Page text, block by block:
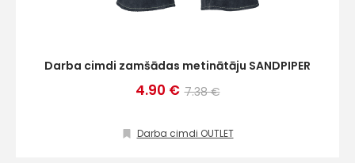
Darba cimdi zamšādas metinātāju SANDPIPER
4.90 € 7.38 €
Darba cimdi OUTLET